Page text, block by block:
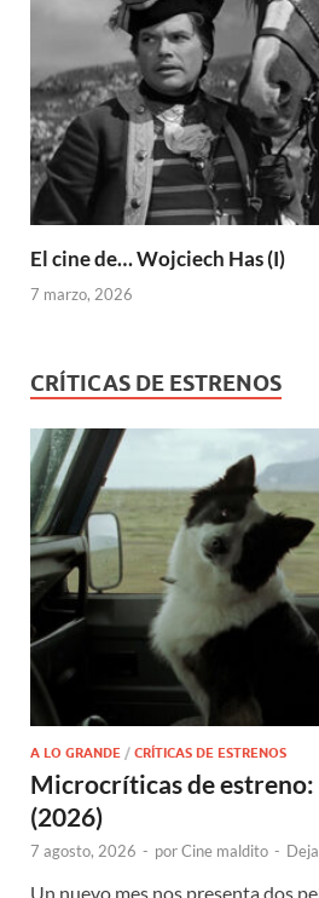
El cine de… Wojciech Has (I)
7 marzo, 2026
CRÍTICAS DE ESTRENOS
A LO GRANDE / CRÍTICAS DE ESTRENOS
Microcríticas de estreno:
(2026)
7 agosto, 2026 - porCine maldito -
Un nuevo mes nos presenta dos